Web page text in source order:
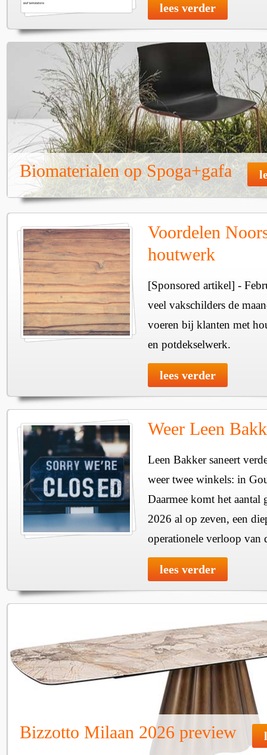
lees verder
Biomaterialen op Spoga+gafa
Voordelen
houtwerk
[Sponsored artikel] -
veel vakschilders de
voeren bij klanten met
en potdekselwerk.
lees verder
Weer Leen
Leen Bakker saneert
weer twee winkels: in
Daarmee komt het aantal
2026 al op zeven, een
operationele verloop van
lees verder
Bizzotto Milaan 2026 preview